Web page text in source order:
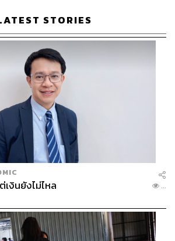
STORIES
เงินยังไม่ไหล ...